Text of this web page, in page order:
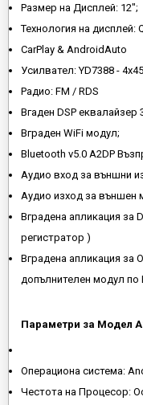
Размер на Дисплей: 12";
Технология на дисплей:
CarPlay & AndroidAuto
Усилвател: YD7388 -
Радио: FM / RDS
Вгаден DSP еквалайзер
Вграден WiFi модул;
Bluetooth v5.0 A2DP
Аудио вход за външни
Аудио изход за външен
Вградена апликация за
регистратор )
Вградена апликация за
допълнителен модул по
Параметри за Модел
Операциона система:
Честота на Процесор: